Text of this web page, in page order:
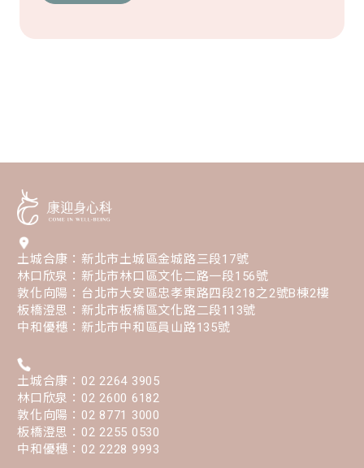
土城合康：新北市土城區金城路三段17號
林口欣泉：新北市林口區文化二路一段156號
敦化向陽：台北市大安區忠孝東路四段218之2號B棟2樓
板橋澄思：新北市板橋區文化路二段113號
中和優穗：新北市中和區員山路135號
土城合康：02 2264 3905
林口欣泉：02 2600 6182
敦化向陽：02 8771 3000
板橋澄思：02 2255 0530
中和優穗：02 2228 9993